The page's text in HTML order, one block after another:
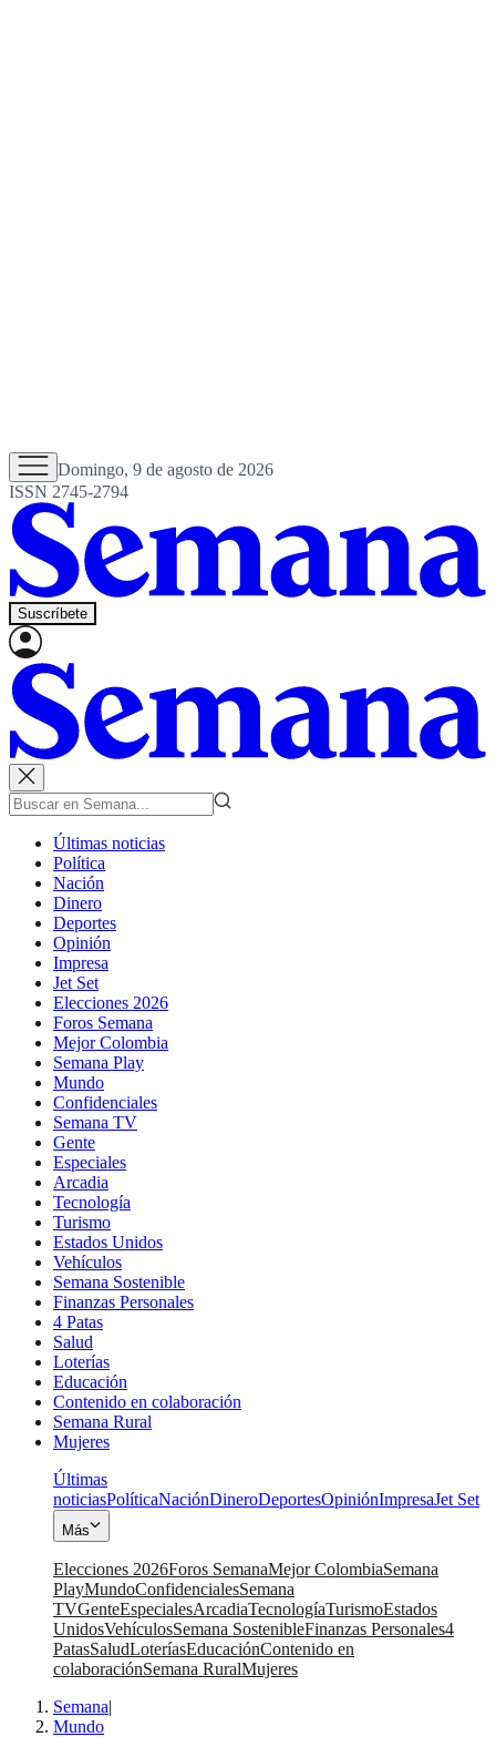
Domingo, 9 de agosto de 2026
ISSN 2745-2794
Suscríbete
Últimas noticias
Política
Nación
Dinero
Deportes
Opinión
Impresa
Jet Set
Elecciones 2026
Foros Semana
Mejor Colombia
Semana Play
Mundo
Confidenciales
Semana TV
Gente
Especiales
Arcadia
Tecnología
Turismo
Estados Unidos
Vehículos
Semana Sostenible
Finanzas Personales
4 Patas
Salud
Loterías
Educación
Contenido en colaboración
Semana Rural
Mujeres
Últimas
noticiasPolíticaNaciónDineroDeportesOpiniónImpresaJet Set
Más
Elecciones 2026Foros SemanaMejor ColombiaSemana
PlayMundoConfidencialesSemana
TVGenteEspecialesArcadiaTecnologíaTurismoEstados
UnidosVehículosSemana SostenibleFinanzas Personales4
PatasSaludLoteríasEducaciónContenido en
colaboraciónSemana RuralMujeres
Semana|
Mundo